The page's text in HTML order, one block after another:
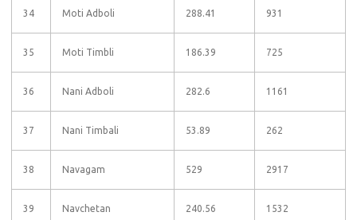
34 Moti Adboli 288.41 931
35 Moti Timbli 186.39 725
36 Nani Adboli 282.6 1161
37 Nani Timbali 53.89 262
38 Navagam 529 2917
39 Navchetan 240.56 1532